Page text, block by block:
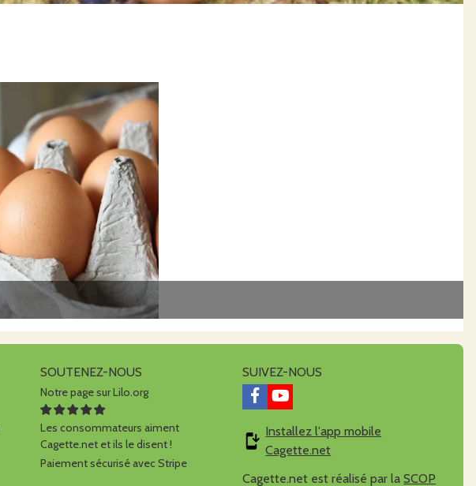
SOUTENEZ-NOUS
Notre page sur Lilo.org
Les consommateurs aiment
Cagette.net et ils le disent !
Paiement sécurisé avec Stripe
SUIVEZ-NOUS
Installez l'app mobile
Cagette.net
Cagette.net est réalisé par la SCOP